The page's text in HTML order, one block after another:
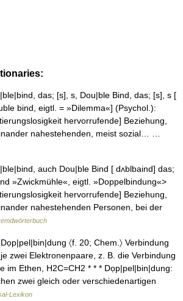
das; [s], s, Dou|ble Bind, das; [s], s [
bind, eigtl. = »Dilemma«] (Psychol.):
hervorrufende] Beziehung,
nahestehenden, meist sozial… …
auch Dou|ble Bind [ dʌblbaind] das;
»Zwickmühle«, eigtl. »Doppelbindung«>
hervorrufende] Beziehung,
nahestehenden Personen, bei der
〈f. 20; Chem.〉 Verbindung
zwei Elektronenpaare, z. B. die Verbindung
im Ethen, H2C=CH2 * * * Dọp|pel|bin|dung:
zwei gleich oder verschiedenartigen
Lexikon